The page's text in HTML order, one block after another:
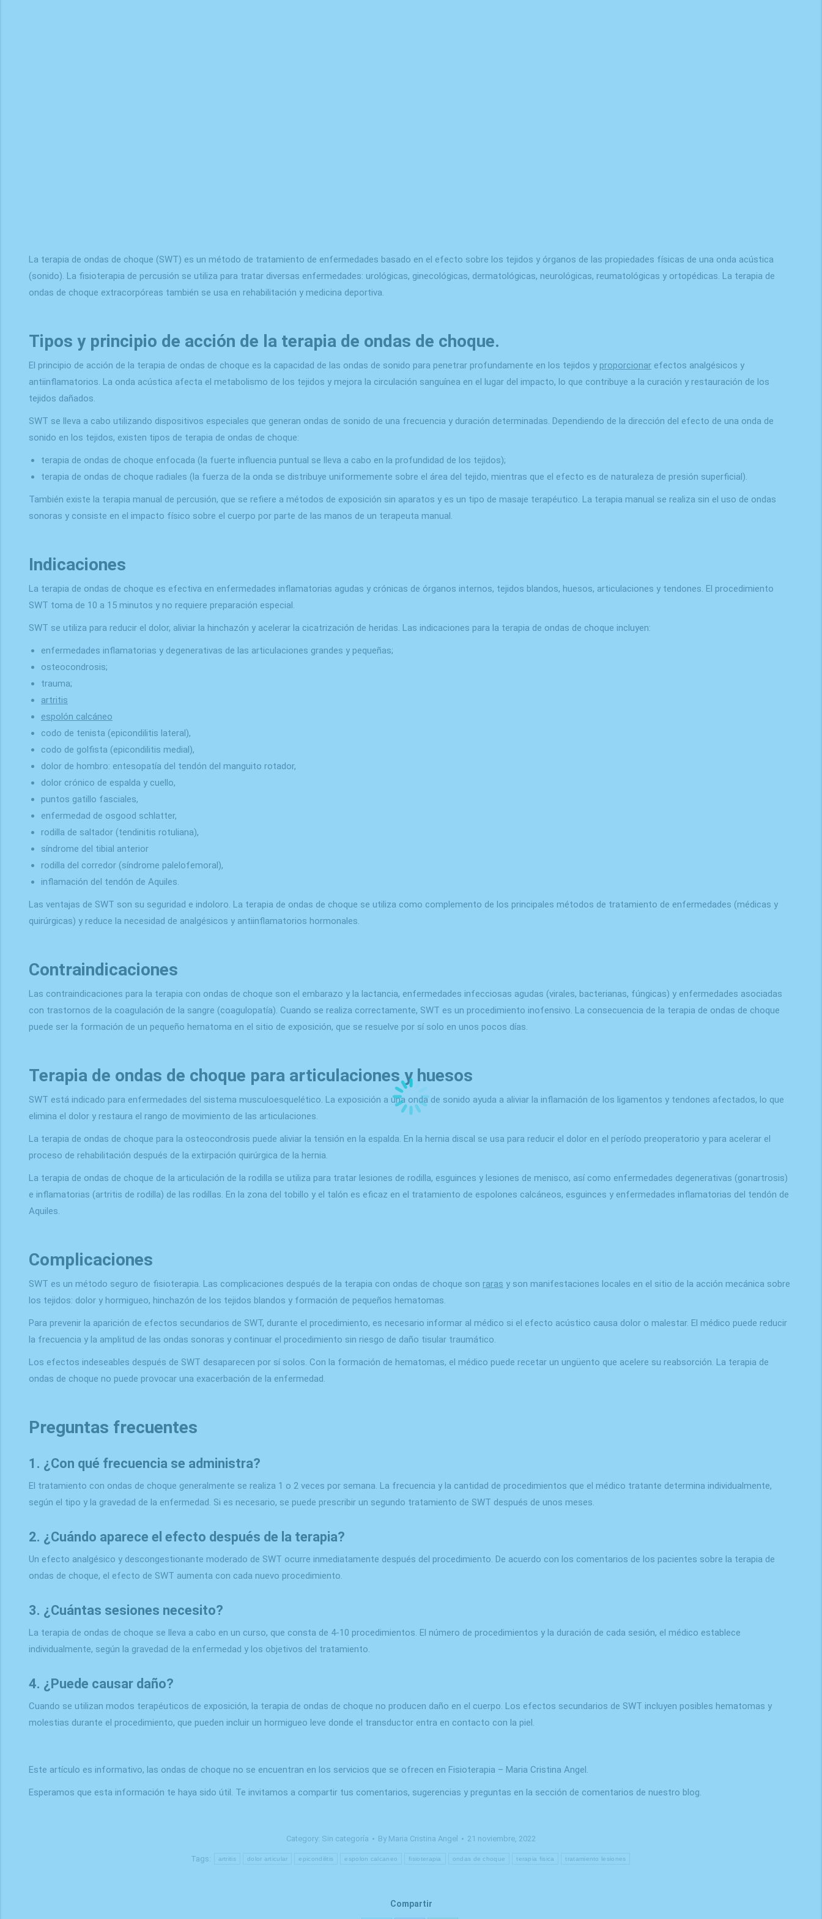
La terapia de ondas de choque (SWT) es un método de tratamiento de enfermedades basado en el efecto sobre los tejidos y órganos de las propiedades físicas de una onda acústica
(sonido). La fisioterapia de percusión se utiliza para tratar diversas enfermedades: urológicas, ginecológicas, dermatológicas, neurológicas, reumatológicas y ortopédicas. La terapia de
ondas de choque extracorpóreas también se usa en rehabilitación y medicina deportiva.
Tipos y principio de acción de la terapia de ondas de choque.
El principio de acción de la terapia de ondas de choque es la capacidad de las ondas de sonido para penetrar profundamente en los tejidos y proporcionar efectos analgésicos y
antiinflamatorios. La onda acústica afecta el metabolismo de los tejidos y mejora la circulación sanguínea en el lugar del impacto, lo que contribuye a la curación y restauración de los
tejidos dañados.
SWT se lleva a cabo utilizando dispositivos especiales que generan ondas de sonido de una frecuencia y duración determinadas. Dependiendo de la dirección del efecto de una onda de
sonido en los tejidos, existen tipos de terapia de ondas de choque:
terapia de ondas de choque enfocada (la fuerte influencia puntual se lleva a cabo en la profundidad de los tejidos);
terapia de ondas de choque radiales (la fuerza de la onda se distribuye uniformemente sobre el área del tejido, mientras que el efecto es de naturaleza de presión superficial).
También existe la terapia manual de percusión, que se refiere a métodos de exposición sin aparatos y es un tipo de masaje terapéutico. La terapia manual se realiza sin el uso de ondas
sonoras y consiste en el impacto físico sobre el cuerpo por parte de las manos de un terapeuta manual.
Indicaciones
La terapia de ondas de choque es efectiva en enfermedades inflamatorias agudas y crónicas de órganos internos, tejidos blandos, huesos, articulaciones y tendones. El procedimiento
SWT toma de 10 a 15 minutos y no requiere preparación especial.
SWT se utiliza para reducir el dolor, aliviar la hinchazón y acelerar la cicatrización de heridas. Las indicaciones para la terapia de ondas de choque incluyen:
enfermedades inflamatorias y degenerativas de las articulaciones grandes y pequeñas;
osteocondrosis;
trauma;
artritis
espolón calcáneo
codo de tenista (epicondilitis lateral),
codo de golfista (epicondilitis medial),
dolor de hombro: entesopatía del tendón del manguito rotador,
dolor crónico de espalda y cuello,
puntos gatillo fasciales,
enfermedad de osgood schlatter,
rodilla de saltador (tendinitis rotuliana),
síndrome del tibial anterior
rodilla del corredor (síndrome palelofemoral),
inflamación del tendón de Aquiles.
Las ventajas de SWT son su seguridad e indoloro. La terapia de ondas de choque se utiliza como complemento de los principales métodos de tratamiento de enfermedades (médicas y
quirúrgicas) y reduce la necesidad de analgésicos y antiinflamatorios hormonales.
Contraindicaciones
Las contraindicaciones para la terapia con ondas de choque son el embarazo y la lactancia, enfermedades infecciosas agudas (virales, bacterianas, fúngicas) y enfermedades asociadas
con trastornos de la coagulación de la sangre (coagulopatía). Cuando se realiza correctamente, SWT es un procedimiento inofensivo. La consecuencia de la terapia de ondas de choque
puede ser la formación de un pequeño hematoma en el sitio de exposición, que se resuelve por sí solo en unos pocos días.
Terapia de ondas de choque para articulaciones y huesos
SWT está indicado para enfermedades del sistema musculoesquelético. La exposición a una onda de sonido ayuda a aliviar la inflamación de los ligamentos y tendones afectados, lo que
elimina el dolor y restaura el rango de movimiento de las articulaciones.
La terapia de ondas de choque para la osteocondrosis puede aliviar la tensión en la espalda. En la hernia discal se usa para reducir el dolor en el período preoperatorio y para acelerar el
proceso de rehabilitación después de la extirpación quirúrgica de la hernia.
La terapia de ondas de choque de la articulación de la rodilla se utiliza para tratar lesiones de rodilla, esguinces y lesiones de menisco, así como enfermedades degenerativas (gonartrosis)
e inflamatorias (artritis de rodilla) de las rodillas. En la zona del tobillo y el talón es eficaz en el tratamiento de espolones calcáneos, esguinces y enfermedades inflamatorias del tendón de
Aquiles.
Complicaciones
SWT es un método seguro de fisioterapia. Las complicaciones después de la terapia con ondas de choque son raras y son manifestaciones locales en el sitio de la acción mecánica sobre
los tejidos: dolor y hormigueo, hinchazón de los tejidos blandos y formación de pequeños hematomas.
Para prevenir la aparición de efectos secundarios de SWT, durante el procedimiento, es necesario informar al médico si el efecto acústico causa dolor o malestar. El médico puede reducir
la frecuencia y la amplitud de las ondas sonoras y continuar el procedimiento sin riesgo de daño tisular traumático.
Los efectos indeseables después de SWT desaparecen por sí solos. Con la formación de hematomas, el médico puede recetar un ungüento que acelere su reabsorción. La terapia de
ondas de choque no puede provocar una exacerbación de la enfermedad.
Preguntas frecuentes
1. ¿Con qué frecuencia se administra?
El tratamiento con ondas de choque generalmente se realiza 1 o 2 veces por semana. La frecuencia y la cantidad de procedimientos que el médico tratante determina individualmente,
según el tipo y la gravedad de la enfermedad. Si es necesario, se puede prescribir un segundo tratamiento de SWT después de unos meses.
2. ¿Cuándo aparece el efecto después de la terapia?
Un efecto analgésico y descongestionante moderado de SWT ocurre inmediatamente después del procedimiento. De acuerdo con los comentarios de los pacientes sobre la terapia de
ondas de choque, el efecto de SWT aumenta con cada nuevo procedimiento.
3. ¿Cuántas sesiones necesito?
La terapia de ondas de choque se lleva a cabo en un curso, que consta de 4-10 procedimientos. El número de procedimientos y la duración de cada sesión, el médico establece
individualmente, según la gravedad de la enfermedad y los objetivos del tratamiento.
4. ¿Puede causar daño?
Cuando se utilizan modos terapéuticos de exposición, la terapia de ondas de choque no producen daño en el cuerpo. Los efectos secundarios de SWT incluyen posibles hematomas y
molestias durante el procedimiento, que pueden incluir un hormigueo leve donde el transductor entra en contacto con la piel.
Este artículo es informativo, las ondas de choque no se encuentran en los servicios que se ofrecen en Fisioterapia – Maria Cristina Angel.
Esperamos que esta información te haya sido útil. Te invitamos a compartir tus comentarios, sugerencias y preguntas en la sección de comentarios de nuestro blog.
Category: Sin categoría By Maria Cristina Angel 21 noviembre, 2022
Tags: artritis dolor articular epicondilitis espolon calcaneo fisioterapia ondas de choque terapia fisica tratamiento lesiones
Compartir